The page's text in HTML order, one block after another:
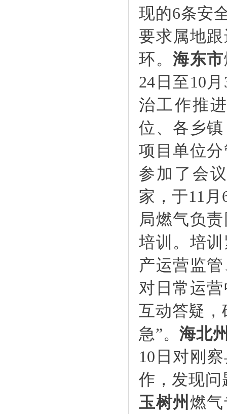
现的6条安
要求属地
环。海东市
24日至10
治工作推
位、各乡
项目单位
参加了会
家，于11
局燃气负
培训。培
产运营监
对日常运
互动答疑，
急”。海北
10日对刚
作，发现问
玉树州 燃